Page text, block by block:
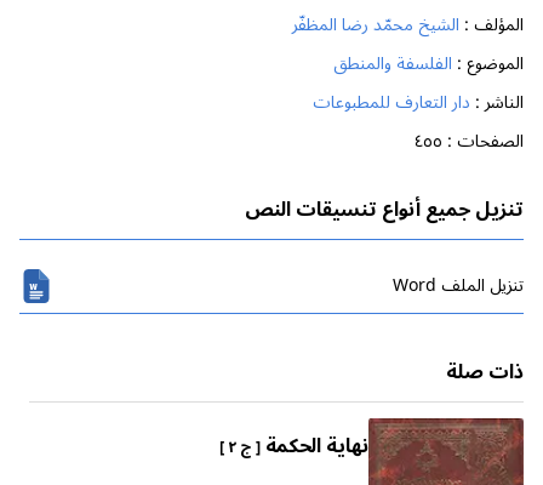
المؤلف : الشيخ محمّد رضا المظفّر
الموضوع : الفلسفة والمنطق
الناشر : دار التعارف للمطبوعات
الصفحات : ٤٥٥
تنزيل جميع أنواع تنسيقات النص
تنزیل الملف Word
ذات صلة
نهاية الحكمة[ ج ٢ ]